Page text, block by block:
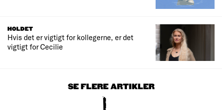
HOLDET
Hvis det er vigtigt for kollegerne, er det
vigtigt for Cecilie
SE FLERE ARTIKLER